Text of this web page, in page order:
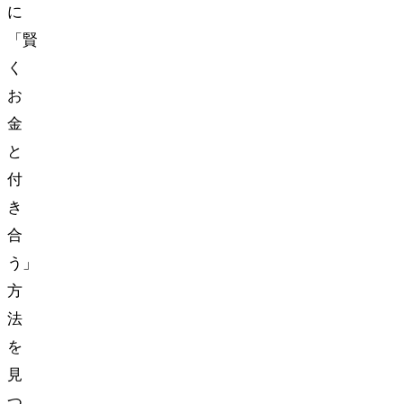
に
「賢
く
お
金
と
付
き
合
う」
方
法
を
見